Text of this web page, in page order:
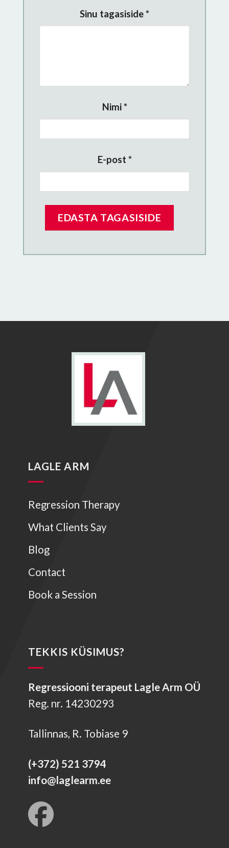
Sinu tagasiside*
Nimi*
E-post *
LAGLE ARM
Regression Therapy
What Clients Say
Blog
Contact
Book a Session
TEKKIS KÜSIMUS?
Regressiooni terapeut Lagle Arm OÜ
Reg. nr. 14230293
Tallinnas, R. Tobiase 9
(+372) 521 3794
info@laglearm.ee